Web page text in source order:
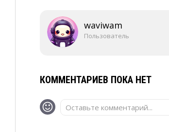
waviwam
Пользователь
КОММЕНТАРИЕВ ПОКА НЕТ
Оставьте комментарий...